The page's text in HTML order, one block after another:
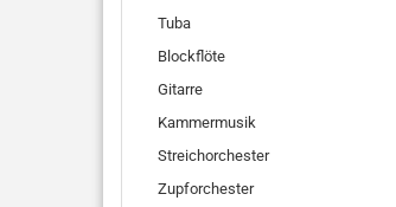
Tuba
Blockflöte
Gitarre
Kammermusik
Streichorchester
Zupforchester